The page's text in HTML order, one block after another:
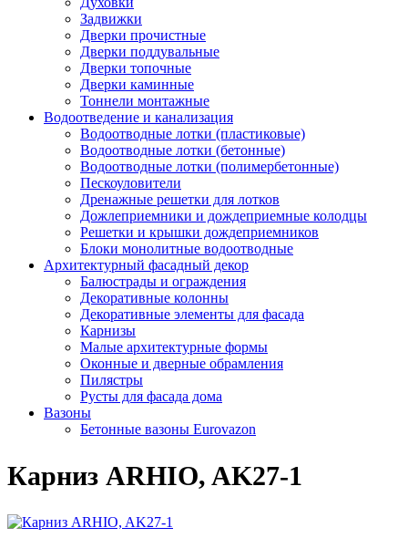
Задвижки
Дверки прочистные
Дверки поддувальные
Дверки топочные
Дверки каминные
Тоннели монтажные
Водоотведение и канализация
Водоотводные лотки (пластиковые)
Водоотводные лотки (бетонные)
Водоотводные лотки (полимербетонные)
Пескоуловители
Дренажные решетки для лотков
Дожлеприемники и дождеприемные колодцы
Решетки и крышки дождеприемников
Блоки монолитные водоотводные
Архитектурный фасадный декор
Балюстрады и ограждения
Декоративные колонны
Декоративные элементы для фасада
Карнизы
Малые архитектурные формы
Оконные и дверные обрамления
Пилястры
Русты для фасада дома
Вазоны
Бетонные вазоны Eurovazon
Карниз ARHIO, AK27-1